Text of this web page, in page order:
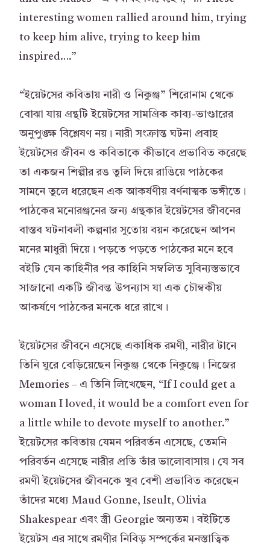
interesting women rallied around him, trying
to keep him alive, trying to keep him
inspired….”
“ইয়েটসের কবিতায় নারী ও নিকুঞ্জ” শিরোনাম থেকে
বোঝা যায় গ্রন্থটি ইয়েটসের সামগ্রিক কাব্য-ভাণ্ডারের
অনুপুঙ্ক্ষ বিশ্লেষণ নয়। নারী সংক্রান্ত ঘটনা প্রবাহ
ইয়েটসের জীবন ও কবিতাকে কীভাবে প্রভাবিত করেছে
তা একজন শিল্পীর রঙ তুলি দিয়ে রাঙিয়ে পাঠকের
সামনে তুলে ধরেছেন এক আকর্ষণীয় বর্ণনাত্মক ভঙ্গীতে।
পাঠকের মনোরঞ্জনের জন্য গ্রন্থকার ইয়েটসের জীবনের
বাস্তব ঘটনাবলী কল্পনার সুতোয় বয়ন করেছেন আপন
মনের মাধুরী দিয়ে। পড়তে পড়তে পাঠকের মনে হবে
বইটি যেন কাহিনীর পর কাহিনি সম্বলিত সুবিন্যস্তভাবে
সাজানো একটি জীবন্ত উপন্যাস যা এক চৌম্বকীয়
আকর্ষণে পাঠকের মনকে ধরে রাখে।
ইয়েটসের জীবনে এসেছে একাধিক রমণী, নারীর টানে
তিনি ঘুরে বেড়িয়েছেন নিকুঞ্জ থেকে নিকুঞ্জে। নিজের
Memories – এ তিনি লিখেছেন, “If I could get a
woman I loved, it would be a comfort even for
a little while to devote myself to another.”
ইয়েটসের কবিতায় যেমন পরিবর্তন এসেছে, তেমনি
পরিবর্তন এসেছে নারীর প্রতি তাঁর ভালোবাসায়। যে সব
রমণী ইয়েটসের জীবনকে খুব বেশী প্রভাবিত করেছেন
তাঁদের মধ্যে Maud Gonne, Iseult, Olivia
Shakespear এবং স্ত্রী Georgie অন্যতম। বইটিতে
ইয়েটস এর সাথে রমণীর নিবিড় সম্পর্কের মনস্তাত্বিক